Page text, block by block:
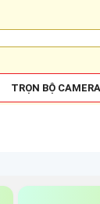
TRỌN BỘ